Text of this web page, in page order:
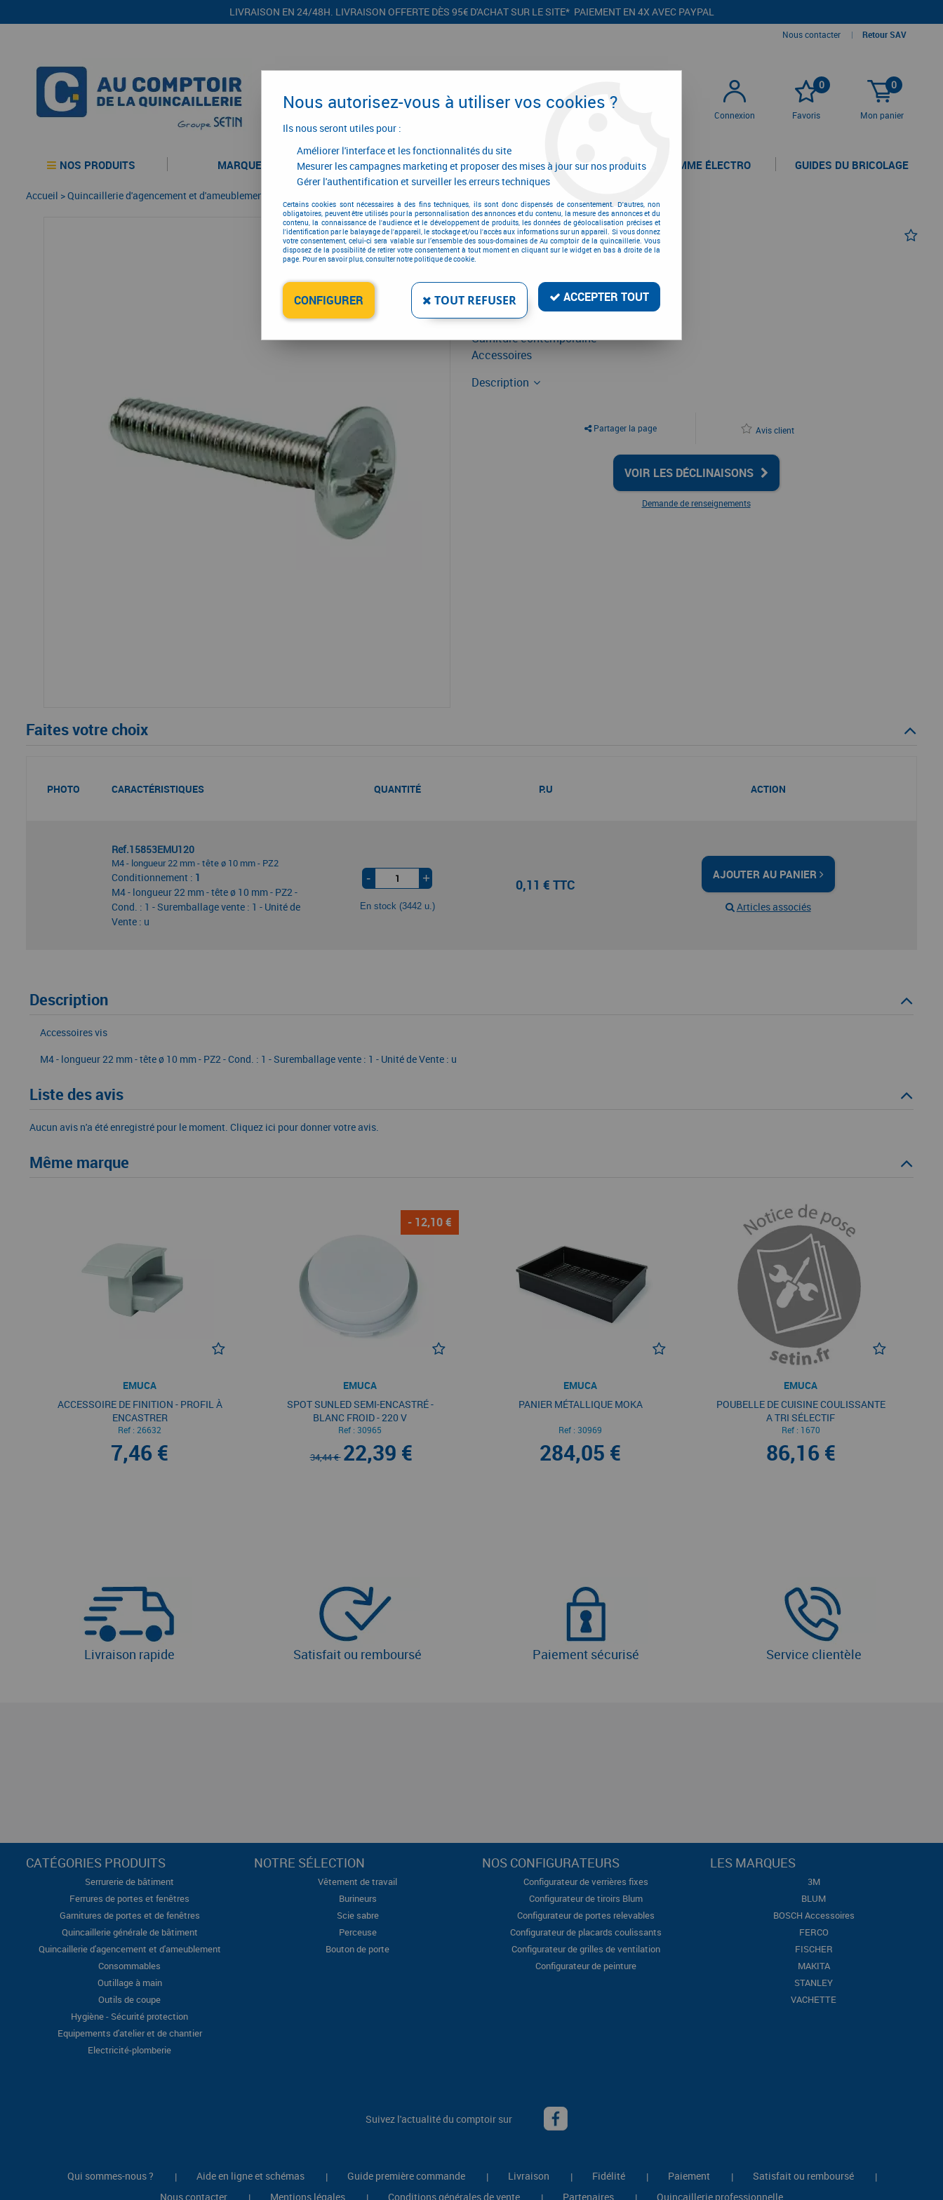
LIVRAISON EN 24/48H. LIVRAISON OFFERTE DÈS 95€ D'ACHAT SUR LE SITE* PAIEMENT EN 4X AVEC PAYPAL
Nous contacter | Retour SAV
Connexion
0
Favoris
0
Mon panier
NOS PRODUITS MARQUES CONFIGURATEURS PROMOTIONS LA GAMME ÉLECTRO GUIDES DU BRICOLAGE
Accueil >Quincaillerie d'agencement et d'ameublement
ACCESSOIRES VIS
Réf. :15853
0,11 € TTC
Garniture contemporaine
Accessoires
Description
Partager la page Avis client
VOIR LES DÉCLINAISONS
Demande de renseignements
Faites votre choix
PHOTO CARACTÉRISTIQUES QUANTITÉ P.U ACTION
Ref.15853EMU120
M4 - longueur 22 mm - tête ø 10 mm - PZ2
Conditionnement : 1
M4 - longueur 22 mm - tête ø 10 mm - PZ2 -
Cond. : 1 - Suremballage vente : 1 - Unité de
Vente : u
- +
En stock (3442 u.)
0,11 € TTC
AJOUTER AU PANIER
Articles associés
Description
Accessoires vis
M4 - longueur 22 mm - tête ø 10 mm - PZ2 - Cond. : 1 - Suremballage vente : 1 - Unité de Vente : u
Liste des avis
Aucun avis n'a été enregistré pour le moment. Cliquez ici pour donner votre avis.
Même marque
EMUCA
ACCESSOIRE DE FINITION - PROFIL À
ENCASTRER
Ref : 26632
7,46 €
- 12,10 €
EMUCA
SPOT SUNLED SEMI-ENCASTRÉ -
BLANC FROID - 220 V
Ref : 30965
34,44 € 22,39 €
EMUCA
PANIER MÉTALLIQUE MOKA
Ref : 30969
284,05 €
EMUCA
POUBELLE DE CUISINE COULISSANTE
A TRI SÉLECTIF
Ref : 1670
86,16 €
Livraison rapide Satisfait ou remboursé Paiement sécurisé Service clientèle
CATÉGORIES PRODUITS
Serrurerie de bâtiment
Ferrures de portes et fenêtres
Garnitures de portes et de fenêtres
Quincaillerie générale de bâtiment
Quincaillerie d'agencement et d'ameublement
Consommables
Outillage à main
Outils de coupe
Hygiène - Sécurité protection
Equipements d'atelier et de chantier
Electricité-plomberie
NOTRE SÉLECTION
Vêtement de travail
Burineurs
Scie sabre
Perceuse
Bouton de porte
NOS CONFIGURATEURS
Configurateur de verrières fixes
Configurateur de tiroirs Blum
Configurateur de portes relevables
Configurateur de placards coulissants
Configurateur de grilles de ventilation
Configurateur de peinture
LES MARQUES
3M
BLUM
BOSCH Accessoires
FERCO
FISCHER
MAKITA
STANLEY
VACHETTE
Suivez l'actualité du comptoir sur
Qui sommes-nous ? | Aide en ligne et schémas | Guide première commande | Livraison | Fidélité | Paiement | Satisfait ou remboursé
|
Nous contacter
Mentions légales Conditions générales de vente Partenaires Quincaillerie professionnelle
Nous autorisez-vous à utiliser vos cookies ?
Ils nous seront utiles pour :
Améliorer l'interface et les fonctionnalités du site
Mesurer les campagnes marketing et proposer des mises à jour sur nos produits
Gérer l'authentification et surveiller les erreurs techniques
Certains cookies sont nécessaires à des fins techniques, ils sont donc dispensés de consentement. D'autres, non
obligatoires, peuvent être utilisés pour la personnalisation des annonces et du contenu, la mesure des annonces et du
contenu, la connaissance de l'audience et le développement de produits, les données de géolocalisation précises et
l'identification par le balayage de l'appareil, le stockage et/ou l'accès aux informations sur un appareil. Si vous donnez
votre consentement, celui-ci sera valable sur l’ensemble des sous-domaines de Au comptoir de la quincaillerie. Vous
disposez de la possibilité de retirer votre consentement à tout moment en cliquant sur le widget en bas à droite de la
page. Pour en savoir plus, consulter notre politique de cookie.
CONFIGURER TOUT REFUSER ACCEPTER TOUT